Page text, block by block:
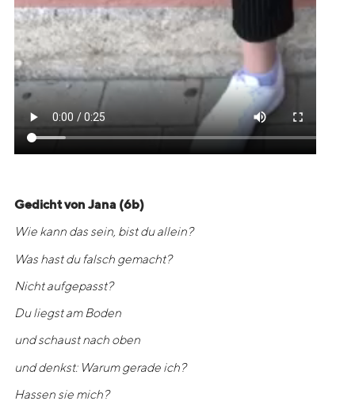
Gedicht von Jana (6b)
Wie kann das sein, bist du allein?
Was hast du falsch gemacht?
Nicht aufgepasst?
Du liegst am Boden
und schaust nach oben
und denkst: Warum gerade ich?
Hassen sie mich?